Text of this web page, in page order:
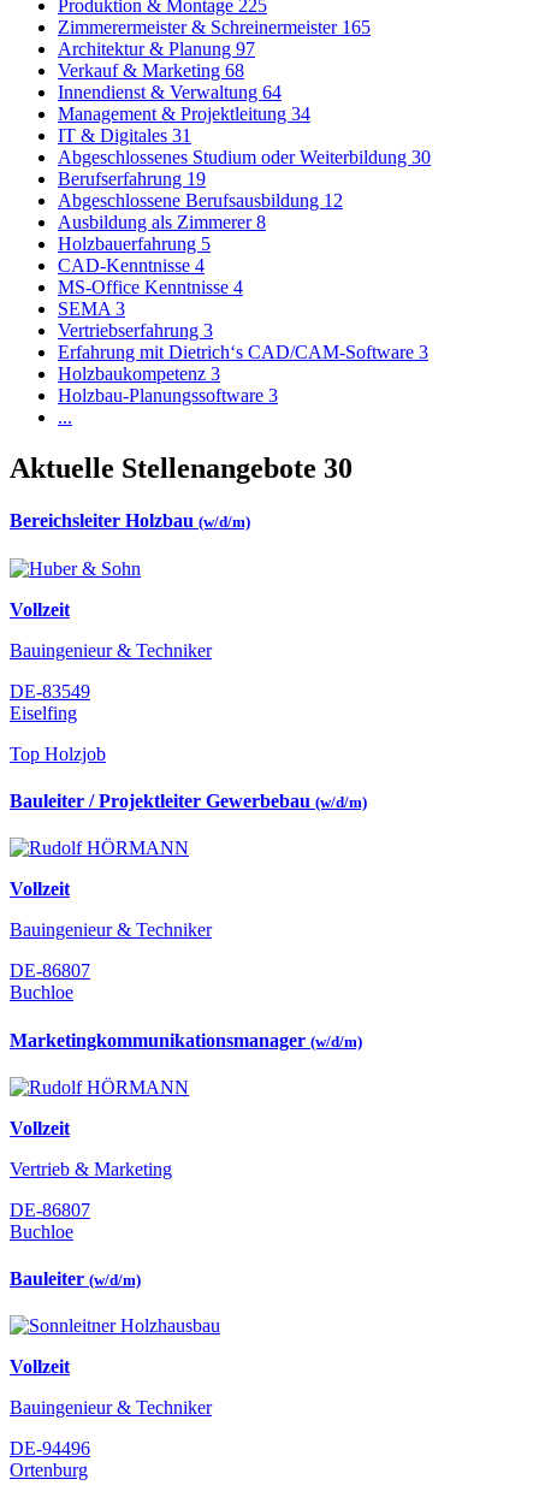
Produktion & Montage 225
Zimmerermeister & Schreinermeister 165
Architektur & Planung 97
Verkauf & Marketing 68
Innendienst & Verwaltung 64
Management & Projektleitung 34
IT & Digitales 31
Abgeschlossenes Studium oder Weiterbildung 30
Berufserfahrung 19
Abgeschlossene Berufsausbildung 12
Ausbildung als Zimmerer8
Holzbauerfahrung 5
CAD-Kenntnisse 4
MS-Office Kenntnisse 4
SEMA 3
Vertriebserfahrung 3
Erfahrung mit Dietrich‘s CAD/CAM-Software 3
Holzbaukompetenz 3
Holzbau-Planungssoftware 3
...
Aktuelle Stellenangebote 30
Bereichsleiter Holzbau (w/d/m)
Vollzeit
Bauingenieur & Techniker
DE-83549
Eiselfing
Top Holzjob
Bauleiter / Projektleiter Gewerbebau (w/d/m)
Vollzeit
Bauingenieur & Techniker
DE-86807
Buchloe
Marketingkommunikationsmanager (w/d/m)
Vollzeit
Vertrieb & Marketing
DE-86807
Buchloe
Bauleiter (w/d/m)
Vollzeit
Bauingenieur & Techniker
DE-94496
Ortenburg